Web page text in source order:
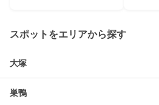
スポットをエリアから探す
大塚
巣鴨